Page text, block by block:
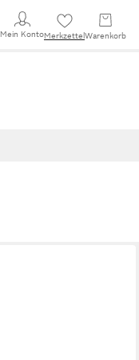
Mein KontoMerkzettel Warenkorb